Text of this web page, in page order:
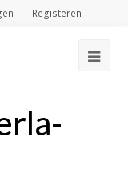
Registeren